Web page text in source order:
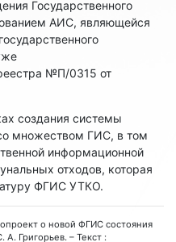
Государственного
АИС, являющейся
№П/0315 от
создания системы
множеством ГИС, в том
информационной
отходов, которая
ФГИС УТКО.
о новой ФГИС состояния
Григорьев. – Текст :